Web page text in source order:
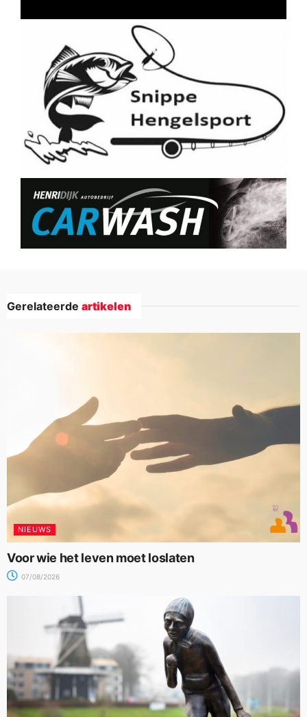
Gerelateerde artikelen
NIEUWS
Voor wie het leven moet loslaten
07/08/2026